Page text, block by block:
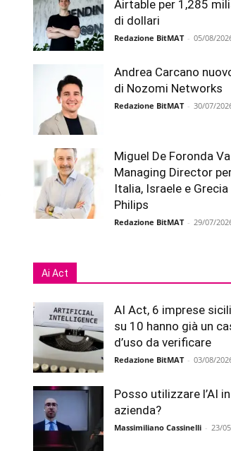
Airtable per 1,285
di dollari
Redazione BitMAT - 05/08/
Andrea Carcano
di Nozomi Networks
Redazione BitMAT - 30/07/
Miguel De Foronda
Managing Director
Italia, Israele e Grecia
Philips
Redazione BitMAT - 29/07/
Ai Act
AI Act, 6 imprese
su 10 hanno già un
d’uso da verificare
Redazione BitMAT - 03/08/
Posso utilizzare l’AI in
azienda?
Massimiliano Cassinelli - 23/